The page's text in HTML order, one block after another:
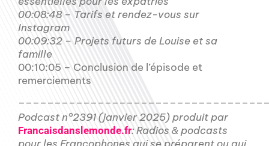
00:08:48 – Tarifs et rendez-vous sur
Instagram
00:09:32 – Projets futurs de Louise et sa
famille
00:10:05 – Conclusion de l’épisode et
remerciements
Podcast n°2391 (janvier 2025) produit par
Francaisdanslemonde.fr: Radios & podcasts